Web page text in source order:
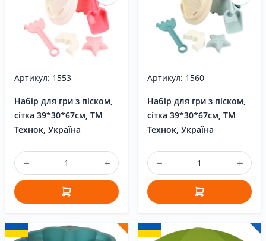
Артикул: 1553
Набір для гри з піском,
сітка 39*30*67см, ТМ
Технок, Україна
Артикул: 1560
Набір для гри з піском,
сітка 39*30*67см, ТМ
Технок, Україна